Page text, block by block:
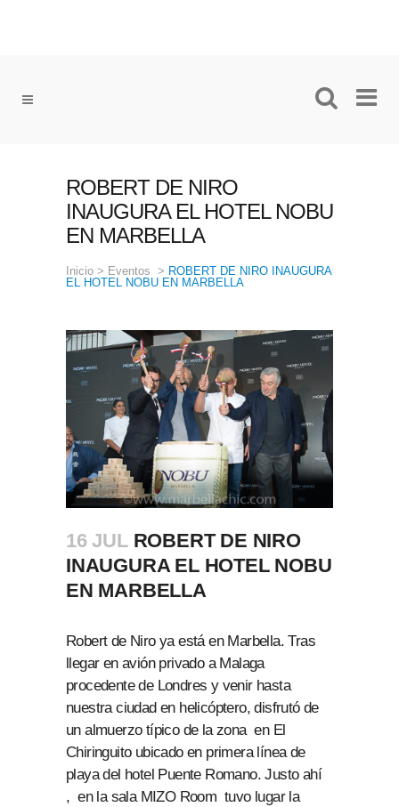
ROBERT DE NIRO
INAUGURA EL HOTEL NOBU
EN MARBELLA
Inicio > Eventos > ROBERT DE NIRO INAUGURA
EL HOTEL NOBU EN MARBELLA
16 JULROBERT DE NIRO
INAUGURA EL HOTEL NOBU
EN MARBELLA
Robert de Niro ya está en Marbella. Tras
llegar en avión privado a Malaga
procedente de Londres y venir hasta
nuestra ciudad en helicóptero, disfrutó de
un almuerzo típico de la zona en El
Chiringuito ubicado en primera línea de
playa del hotel Puente Romano. Justo ahí
, en la sala MIZO Room tuvo lugar la